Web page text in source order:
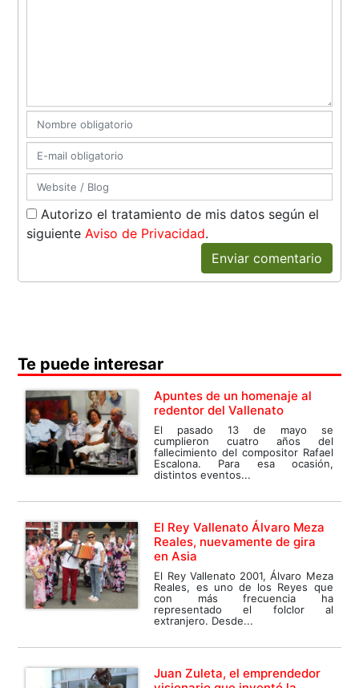
Autorizo el tratamiento de mis datos según el
siguiente Aviso de Privacidad.
Enviar comentario
Te puede interesar
Apuntes de un homenaje al
redentor del Vallenato
El pasado 13 de mayo se
cumplieron cuatro años del
fallecimiento del compositor Rafael
Escalona. Para esa ocasión,
distintos eventos...
El Rey Vallenato Álvaro Meza
Reales, nuevamente de gira
en Asia
El Rey Vallenato 2001, Álvaro Meza
Reales, es uno de los Reyes que
con más frecuencia ha
representado el folclor al
extranjero. Desde...
Juan Zuleta, el emprendedor